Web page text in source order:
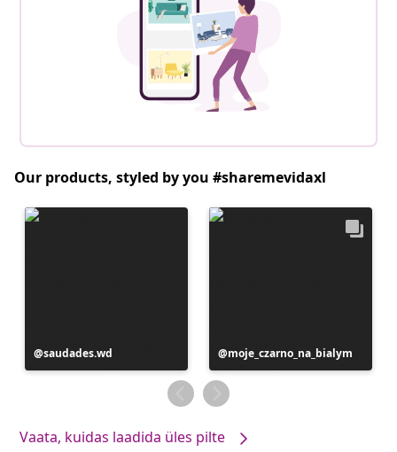
Our products, styled by you #sharemevidaxl
Postitus
avaldatud
saudades.wd
Postitus
avaldatud
moje_czarno_na_bialym
Vaata, kuidas laadida üles pilte